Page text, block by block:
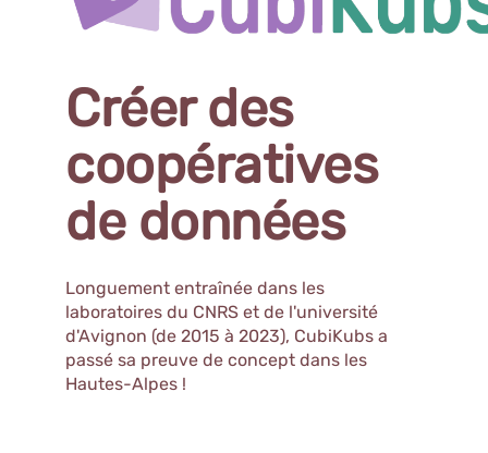
Créer des
coopératives
de données
Longuement entraînée dans les
laboratoires du CNRS et de l'université
d'Avignon (de 2015 à 2023), CubiKubs a
passé sa preuve de concept dans les
Hautes-Alpes !